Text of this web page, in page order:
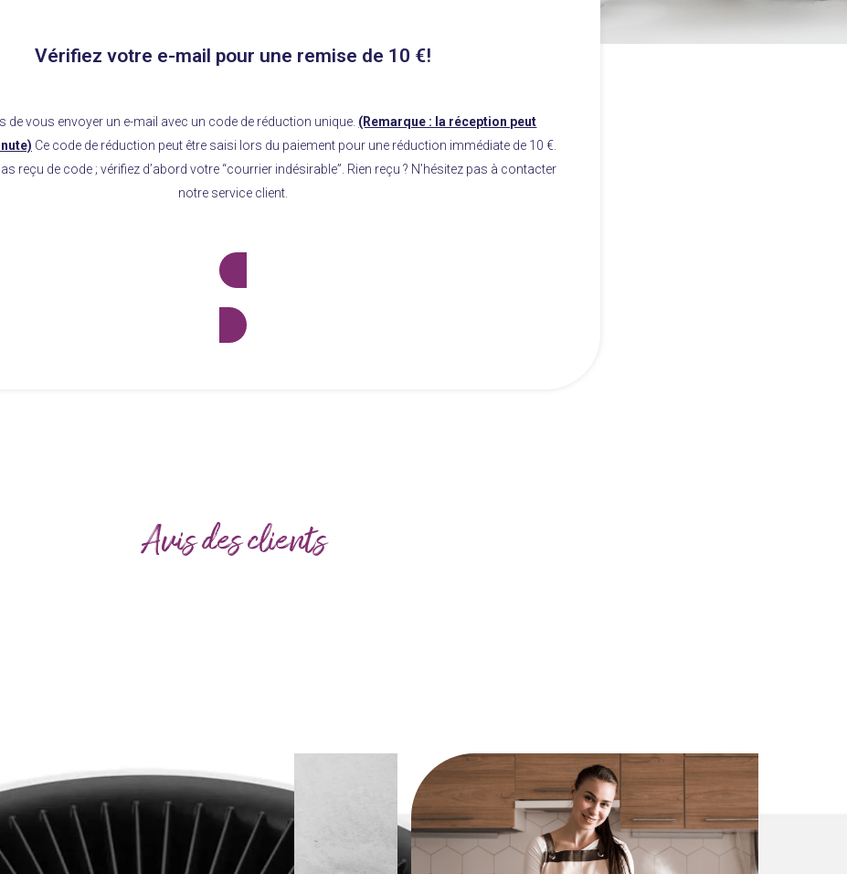
Vérifiez votre e-mail pour une remise de 10 €!
de vous envoyer un e-mail avec un code de réduction unique. (Remarque : la réception peut
Ce code de réduction peut être saisi lors du paiement pour une réduction immédiate de 10 €.
reçu de code ; vérifiez d’abord votre “courrier indésirable”. Rien reçu ? N’hésitez pas à contacter
notre service client.
Avis des clients
the